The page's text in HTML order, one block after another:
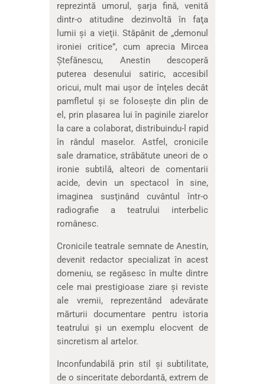
reprezintă umorul, şarja fină, venită
dintr-o atitudine dezinvoltă în faţa
lumii şi a vieţii. Stăpânit de „demonul
ironiei critice”, cum aprecia Mircea
Ştefănescu, Anestin descoperă
puterea desenului satiric, accesibil
oricui, mult mai uşor de înţeles decât
pamfletul şi se foloseşte din plin de
el, prin plasarea lui în paginile ziarelor
la care a colaborat, distribuindu-l rapid
în rândul maselor. Astfel, cronicile
sale dramatice, străbătute uneori de o
ironie subtilă, alteori de comentarii
acide, devin un spectacol în sine,
imaginea susţinând cuvântul într-o
radiografie a teatrului interbelic
românesc.
Cronicile teatrale semnate de Anestin,
devenit redactor specializat în acest
domeniu, se regăsesc în multe dintre
cele mai prestigioase ziare şi reviste
ale vremii, reprezentând adevărate
mărturii documentare pentru istoria
teatrului şi un exemplu elocvent de
sincretism al artelor.
Inconfundabilă prin stil şi subtilitate,
de o sinceritate debordantă, extrem de